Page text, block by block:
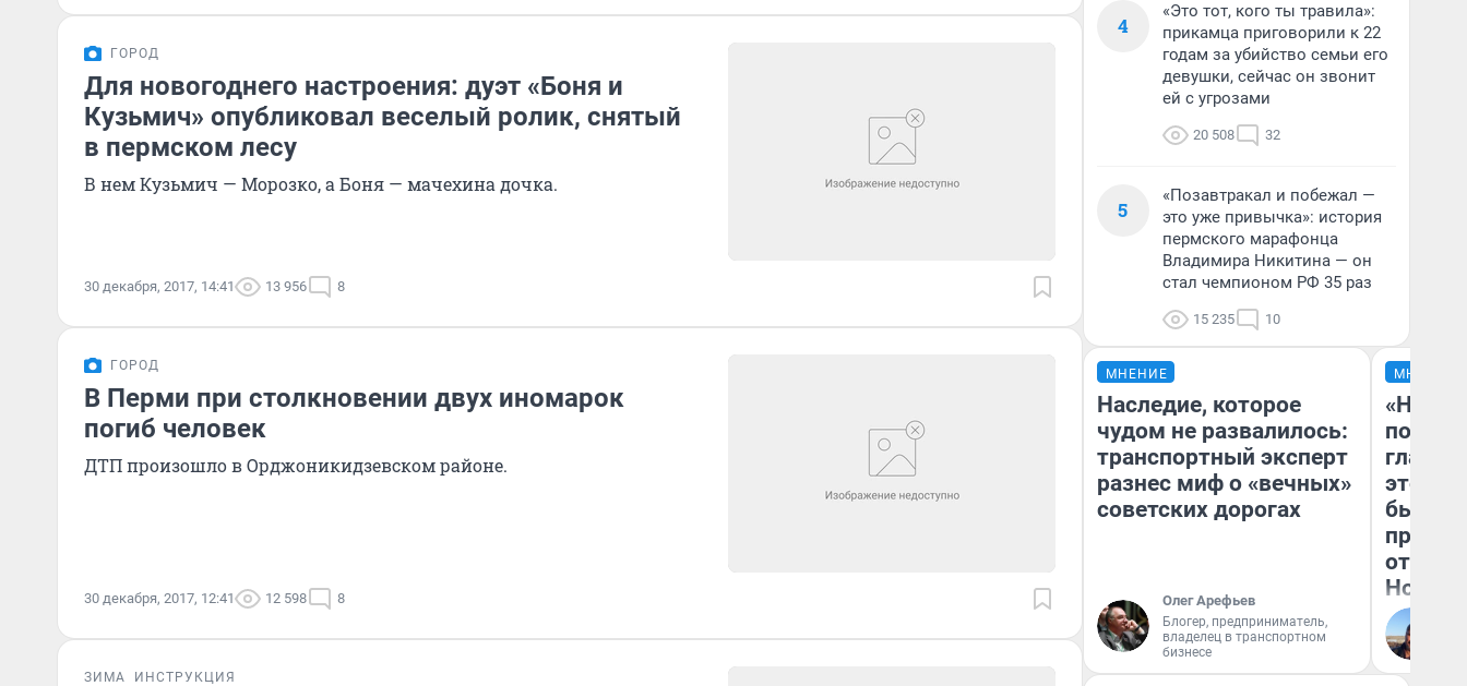
ГОРОД
Для новогоднего настроения: дуэт «Боня и
Кузьмич» опубликовал веселый ролик, снятый
в пермском лесу
В нем Кузьмич — Морозко, а Боня — мачехина дочка.
30 декабря, 2017, 14:41 13 956 8
ГОРОД
В Перми при столкновении двух иномарок
погиб человек
ДТП произошло в Орджоникидзевском районе.
30 декабря, 2017, 12:41 12 598 8
ЗИМА ИНСТРУКЦИЯ
4
«Это тот, кого ты травила»:
прикамца приговорили к 22
годам за убийство семьи его
девушки, сейчас он звонит
ей с угрозами
20 508 32
5
«Позавтракал и побежал —
это уже привычка»: история
пермского марафонца
Владимира Никитина — он
стал чемпионом РФ 35 раз
15 235 10
МНЕНИЕ
Наследие, которое
чудом не развалилось:
транспортный эксперт
разнес миф о «вечных»
советских дорогах
Олег Арефьев
Блогер, предприниматель,
владелец в транспортном
бизнесе
МНЕНИЕ
этого
бьет
отзыв
Нолана